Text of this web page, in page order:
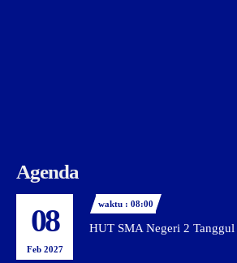
Agenda
08
Feb 2027
waktu : 08:00
HUT SMA Negeri 2 Tanggul